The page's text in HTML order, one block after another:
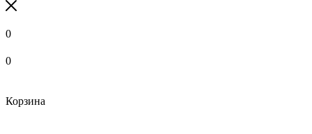
0
0
Корзина